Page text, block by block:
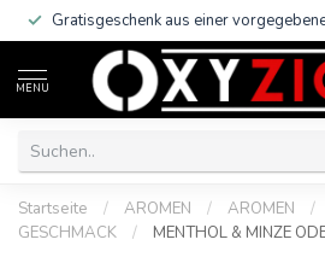
innerhalb Deutschlandsab 29 €
MENU
Startseite / AROMEN / AROMEN /
GESCHMACK
/ MENTHOL & MINZE